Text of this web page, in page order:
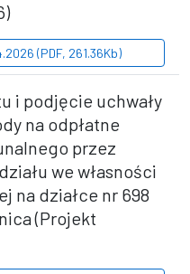
(PDF, 261.36Kb)
i podjęcie uchwały
na odpłatne
przez
we własności
na działce nr 698
(Projekt